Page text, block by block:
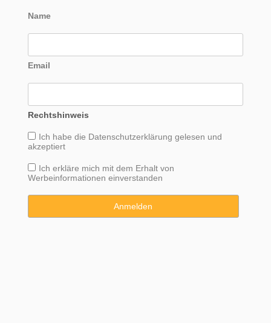
Name
Email
Rechtshinweis
Ich habe die Datenschutzerklärung gelesen und
akzeptiert
Ich erkläre mich mit dem Erhalt von
Werbeinformationen einverstanden